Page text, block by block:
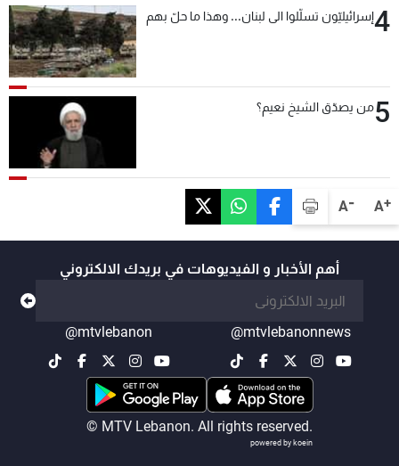
A+
A-
4إسرائيليّون تسلّلوا الى لبنان... وهذا ما حلّ بهم
5من يصدّق الشيخ نعيم؟
أهم الأخبار و الفيديوهات في بريدك الالكتروني
@mtvlebanonnews
@mtvlebanon
© MTV Lebanon. All rights reserved.
powered by koein